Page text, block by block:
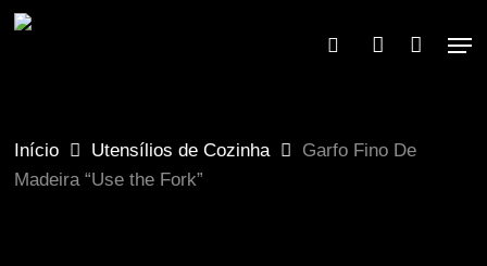
Skip
search account
Início Utensílios de Cozinha
Garfo Fino De
Madeira “Use the Fork”